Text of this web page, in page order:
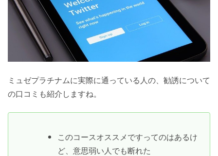
ミュゼプラチナムに実際に通っている人の、勧誘について
の口コミも紹介しますね。
このコースオススメですってのはあるけ
ど、意思弱い人でも断れた